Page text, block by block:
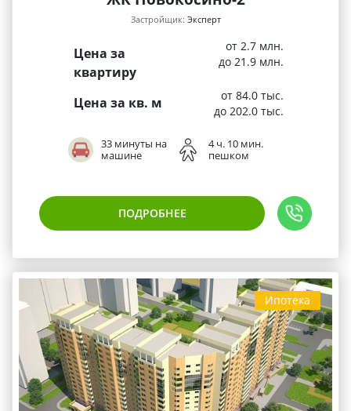
Застройщик: Эксперт
Цена за
квартиру
от 2.7 млн.
до 21.9 млн.
Цена за кв. м
от 84.0 тыс.
до 202.0 тыс.
33 минуты на
машине
4 ч. 10 мин.
пешком
ПОДРОБНЕЕ
Ипотека